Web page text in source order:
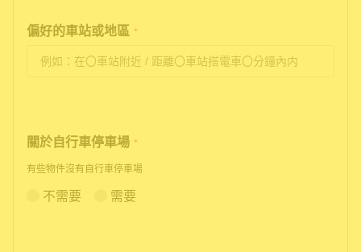
偏好的車站或地區 *
關於自行車停車場 *
有些物件沒有自行車停車場
不需要 需要